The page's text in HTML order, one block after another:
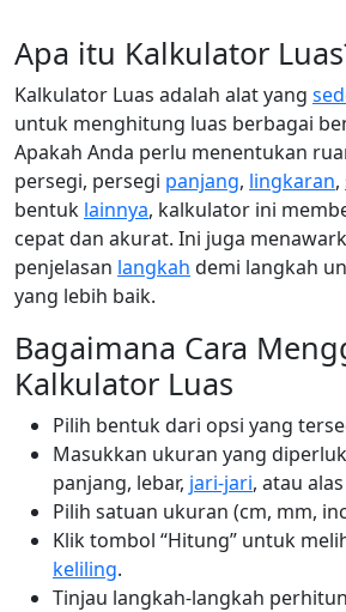
Apa itu Kalkulator
Kalkulator Luas adalah alat yang
untuk menghitung luas berbagai
Apakah Anda perlu menentukan
persegi, persegi panjang, lingkaran,
bentuk lainnya, kalkulator ini
cepat dan akurat. Ini juga
penjelasan langkah demi langkah
yang lebih baik.
Bagaimana Cara
Kalkulator Luas
Pilih bentuk dari opsi yang
Masukkan ukuran yang
panjang, lebar, jari-jari, atau
Pilih satuan ukuran (cm, mm,
Klik tombol “Hitung” untuk
keliling.
Tinjau langkah-langkah